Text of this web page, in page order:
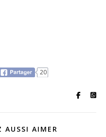
20
AUSSI AIMER